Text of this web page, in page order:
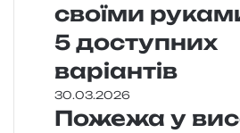
своїми
5 доступних
варіантів
30.03.2026
Пожежа у